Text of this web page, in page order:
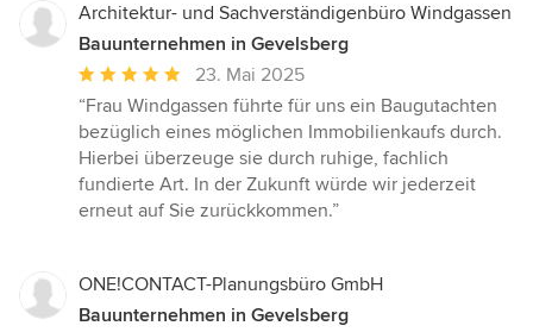
Architektur- und Sachverständigenbüro Windgassen
Bauunternehmen in Gevelsberg
Durchschnittliche
Bewertung:
5
von
5
Sternen
23. Mai 2025
“Frau Windgassen führte für uns ein Baugutachten
bezüglich eines möglichen Immobilienkaufs durch.
Hierbei überzeuge sie durch ruhige, fachlich
fundierte Art. In der Zukunft würde wir jederzeit
erneut auf Sie zurückkommen.”
ONE!CONTACT-Planungsbüro GmbH
Bauunternehmen in Gevelsberg